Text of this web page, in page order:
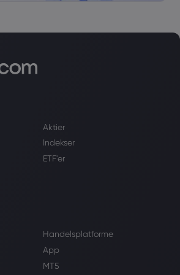
Aktier
Indekser
ETF'er
Handelsplatforme
App
MT5